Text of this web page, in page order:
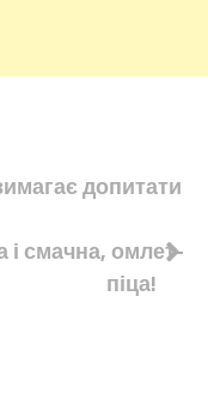
допитати
смачна, омлет-
піца!